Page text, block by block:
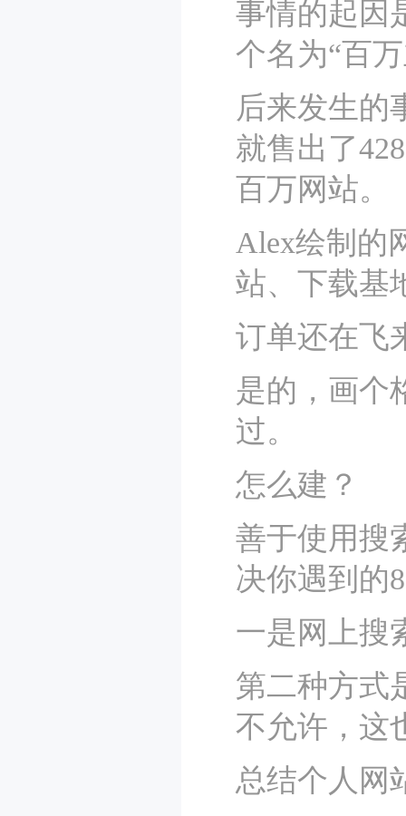
事情的起因
个名为“百
后来发生的
就售出了
百万网站。
Alex绘制的
站、下载基
订单还在飞
是的，画个
过。
怎么建？
善于使用搜
决你遇到的
一是网上搜
第二种方式
不允许，这
总结个人网